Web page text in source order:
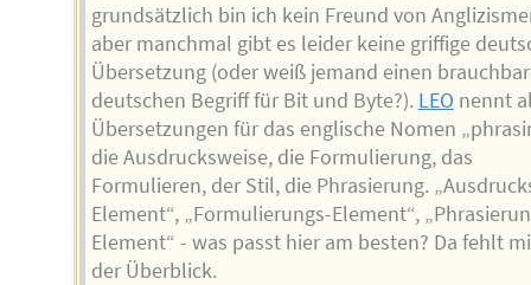
grundsätzlich bin ich kein Freund von
aber manchmal gibt es leider keine griffige
Übersetzung (oder weiß jemand einen
deutschen Begriff für Bit und Byte?). LEO nennt
Übersetzungen für das englische Nomen
die Ausdrucksweise, die Formulierung, das
Formulieren, der Stil, die Phrasierung.
Element“, „Formulierungs-Element“,
Element“ - was passt hier am besten? Da fehlt
der Überblick.